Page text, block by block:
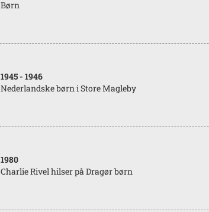
Børn
1945 - 1946
Nederlandske børn i Store Magleby
1980
Charlie Rivel hilser på Dragør børn